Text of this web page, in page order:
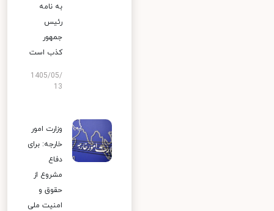
به نامه
رئیس
جمهور
کذب است
1405/05/
13
وزارت امور
خارجه: برای
دفاع
مشروع از
حقوق و
امنیت ملی